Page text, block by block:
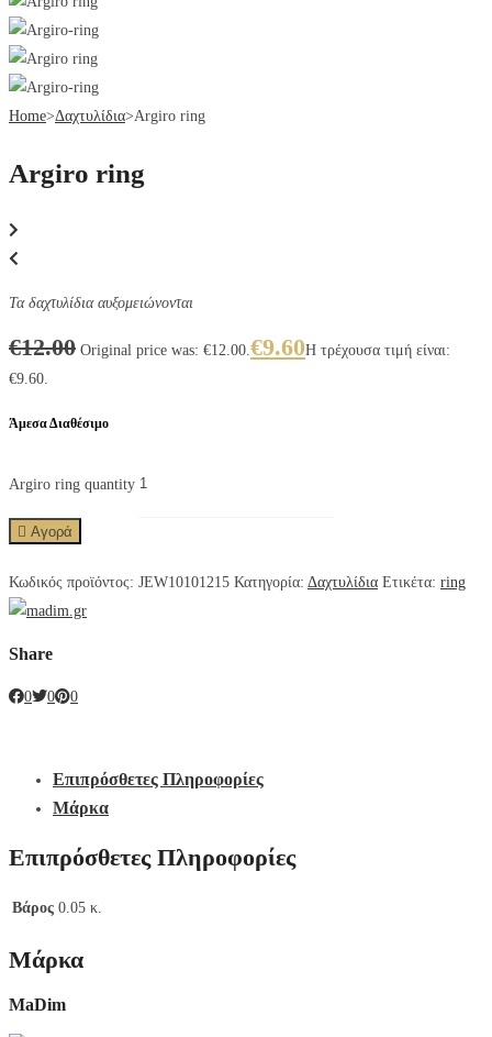
Home>Δαχτυλίδια>Argiro ring
Argiro ring
Τα δαχτυλίδια αυξομειώνονται
€12.00 Original price was: €12.00. €9.60Η τρέχουσα τιμή είναι:
€9.60.
Άμεσα Διαθέσιμο
Argiro ring quantity
Αγορά
Κωδικός προϊόντος: JEW10101215 Κατηγορία: Δαχτυλίδια Ετικέτα: ring
Share
0 0 0
Επιπρόσθετες Πληροφορίες
Μάρκα
Επιπρόσθετες Πληροφορίες
Βάρος 0.05 κ.
Μάρκα
MaDim